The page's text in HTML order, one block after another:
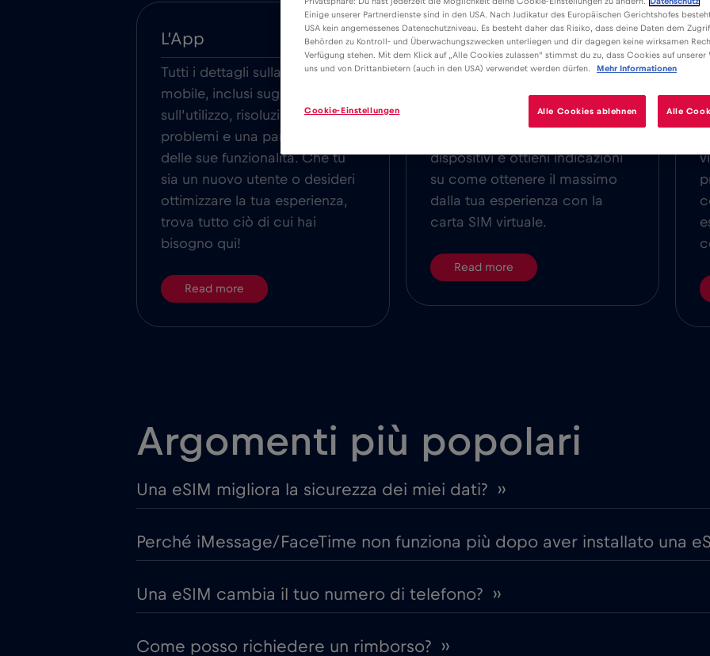
L’App
Tutti i dettagli sulla nostra app
mobile, inclusi suggerimenti
sull’utilizzo, risoluzione dei
problemi e una panoramica
delle sue funzionalità. Che tu
sia un nuovo utente o desideri
ottimizzare la tua esperienza,
trova tutto ciò di cui hai
bisogno qui!
Read more
Carta Sim
Scopri le informazioni essenziali
sulla compatibilità e l’utilizzo
delle SIM virtuali. Scopri i
dispositivi e ottieni indicazioni
su come ottenere il massimo
dalla tua esperienza con la
carta SIM virtuale.
Read more
Argomenti più popolari
Una eSIM migliora la sicurezza dei miei dati? ››
Perché iMessage/FaceTime non funziona più dopo aver installato una
Una eSIM cambia il tuo numero di telefono? ››
Come posso richiedere un rimborso? ››
Einige unserer Partnerdienste sind in den USA. Nach Judikatur des Europäischen Gerichtshofes
USA kein angemessenes Datenschutzniveau. Es besteht daher das Risiko, dass deine Daten dem
Behörden zu Kontroll- und Überwachungszwecken unterliegen und dir dagegen keine wirksamen
Verfügung stehen. Mit dem Klick auf „Alle Cookies zulassen“ stimmst du zu, dass Cookies auf unserer
uns und von Drittanbietern (auch in den USA) verwendet werden dürfen.
Mehr Informationen
Alle Cookies ablehnen Alle
Cookie-Einstellungen